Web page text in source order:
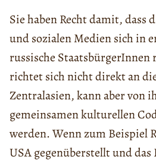
Sie haben Recht damit, dass
und sozialen Medien sich in
russische
richtet sich nicht direkt an
Zentralasien, kann aber von
gemeinsamen kulturellen
werden. Wenn zum Beispiel
USA gegenüberstellt und das